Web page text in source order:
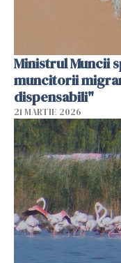
Ministrul Muncii
muncitorii
dispensabili"
21 MARTIE 2026